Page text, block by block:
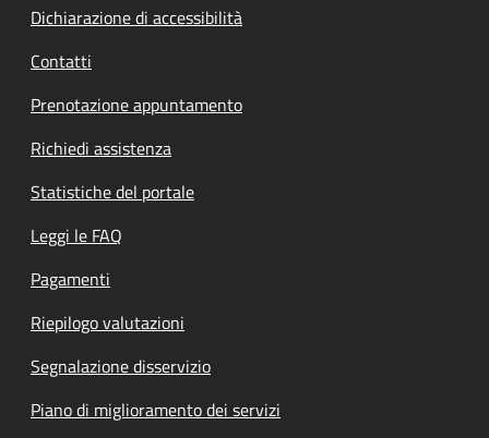
Dichiarazione di accessibilità
Contatti
Prenotazione appuntamento
Richiedi assistenza
Statistiche del portale
Leggi le FAQ
Pagamenti
Riepilogo valutazioni
Segnalazione disservizio
Piano di miglioramento dei servizi